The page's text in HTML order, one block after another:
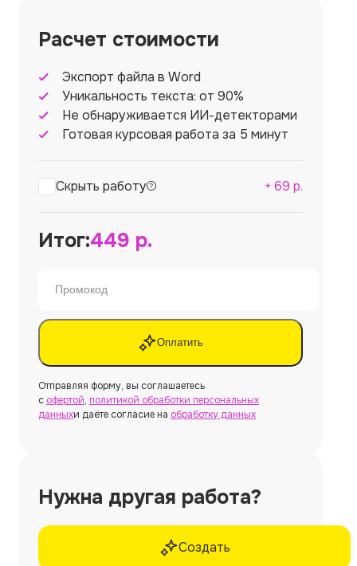
Расчет стоимости
Экспорт файла в Word
Уникальность текста: от 90%
Не обнаруживается ИИ-детекторами
Готовая курсовая работа за 5 минут
Скрыть работу + 69 р.
Итог:449 р.
Оплатить
Отправляя форму, вы соглашаетесь
с офертой, политикой обработки персональных
данныхи даёте согласие на обработку данных
Нужна другая работа?
Создать